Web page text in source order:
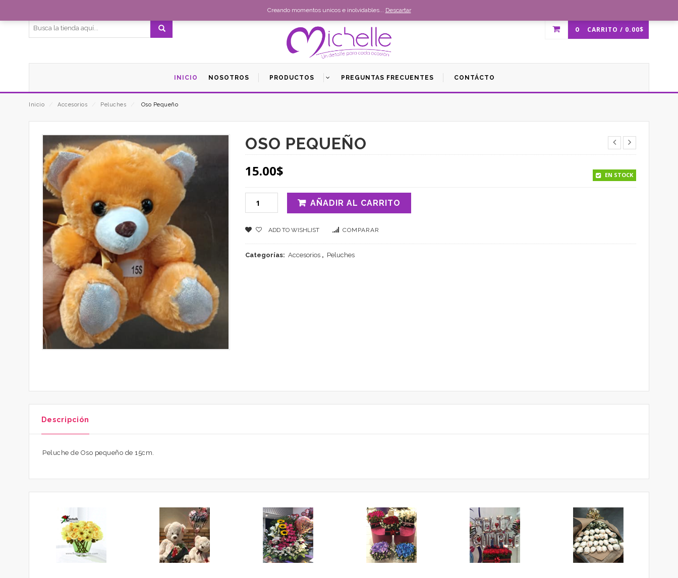
0 CARRITO / 0.00$
INICIO NOSOTROS PRODUCTOS PREGUNTAS FRECUENTES CONTÁCTO
Inicio Accesorios Peluches Oso Pequeño
OSO PEQUEÑO
15.00$ EN STOCK
AÑADIR AL CARRITO
ADD TO WISHLIST COMPARAR
Categorías: Accesorios , Peluches
Descripción
Peluche de Oso pequeño de 15cm.
Creando momentos unicos e inolvidables... Descartar